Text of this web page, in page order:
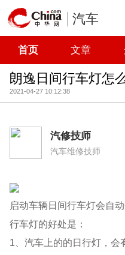
汽车
首页 文章
朗逸日间行车灯怎
2021-04-27 10:12:38
汽修技师
汽车维修技师
启动车辆日间行车灯会自
行车灯的好处是：
1、汽车上的的日行灯，会